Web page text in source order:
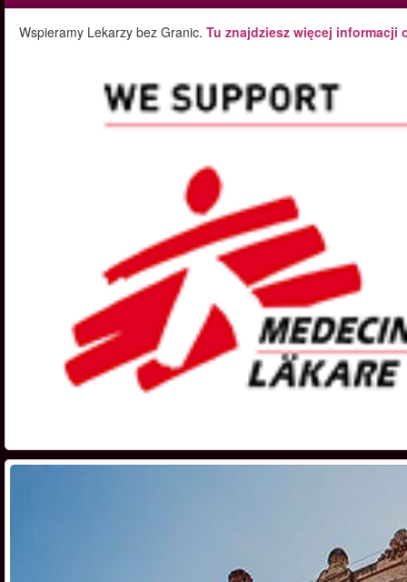
Wspieramy Lekarzy bez Granic. Tu znajdziesz więcej informacji